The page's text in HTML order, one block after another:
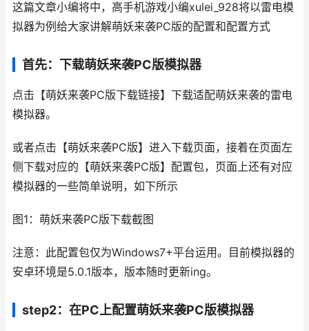
这篇文章小编将中，高手机游戏小编xulei_928将以雷电模
拟器为例给大家讲解萌妖来袭PC版的配置和配置方式
首先：下载萌妖来袭PC版模拟器
点击【萌妖来袭PC版下载链接】下载适配萌妖来袭的雷电
模拟器。
或者点击【萌妖来袭PC版】进入下载页面，接着在页面左
侧下载对应的【萌妖来袭PC版】配置包，页面上还有对应
模拟器的一些简单说明，如下所示
图1：萌妖来袭PC版下载截图
注意：此配置包仅为Windows7+平台运用。目前模拟器的
安卓环境是5.0.1版本，版本随时更新ing。
step2：在PC上配置萌妖来袭PC版模拟器